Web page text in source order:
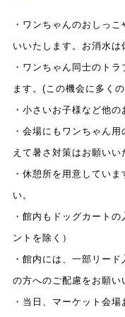
・ワンちゃんのおしっ
いいたします。お消水は
・ワンちゃん同士のト
ます。(この機会に多く
・小さいお子様など他
・会場にもワンちゃん
えて暑さ対策はお願いい
・休憩所を用意してい
い。
・館内もドッグカート
ントを除く）
・館内には、一部リー
の方へのご配慮をお願い
・当日、マーケット会